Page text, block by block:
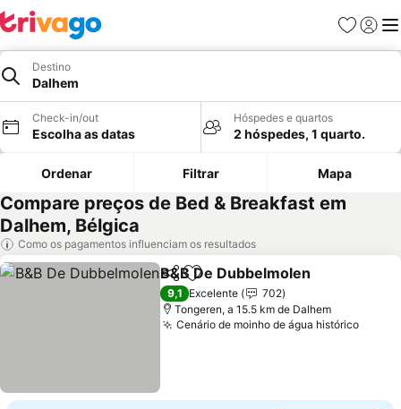
Favoritos
Iniciar
Destino
Dalhem
Check-in/out
Escolha as datas
Hóspedes e quartos
2 hóspedes, 1 quarto.
Ordenar Filtrar Mapa
Compare preços de Bed & Breakfast em
Dalhem, Bélgica
Como os pagamentos influenciam os resultados
PartilharAdicionar aos favoritos
B&B De Dubbelmolen
9,1 Excelente
702
Tongeren, a 15.5 km de Dalhem
Cenário de moinho de água históricoVer